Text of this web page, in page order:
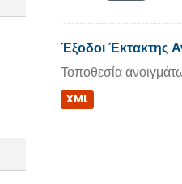
Έξοδοι Έκτακτης
Τοποθεσία
XML